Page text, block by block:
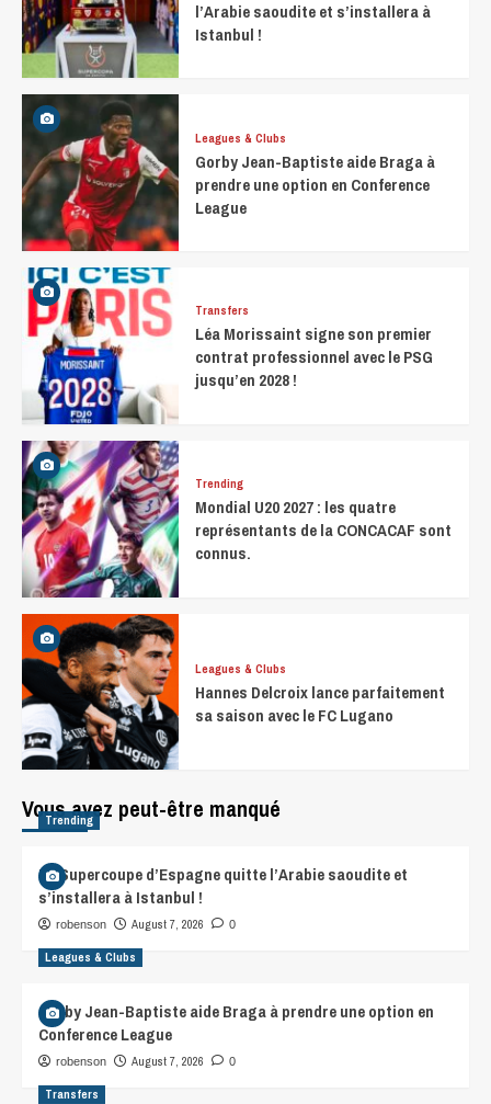
l’Arabie saoudite et s’installera à
Istanbul !
Leagues & Clubs
Gorby Jean-Baptiste aide Braga à
prendre une option en Conference
League
Transfers
Léa Morissaint signe son premier
contrat professionnel avec le PSG
jusqu’en 2028 !
Trending
Mondial U20 2027 : les quatre
représentants de la CONCACAF sont
connus.
Leagues & Clubs
Hannes Delcroix lance parfaitement
sa saison avec le FC Lugano
Vous avez peut-être manqué
Trending
La Supercoupe d’Espagne quitte l’Arabie saoudite et
s’installera à Istanbul !
robenson August 7, 2026 0
Leagues & Clubs
Gorby Jean-Baptiste aide Braga à prendre une option en
Conference League
robenson August 7, 2026 0
Transfers